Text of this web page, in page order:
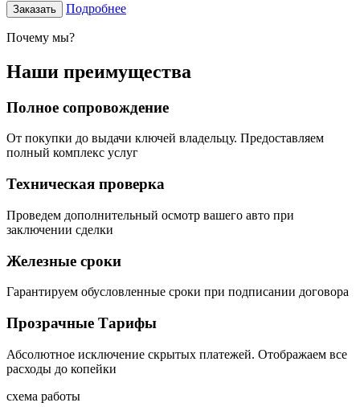
Заказать Подробнее
Почему мы?
Наши преимущества
Полное сопровождение
От покупки до выдачи ключей владельцу. Предоставляем
полный комплекс услуг
Техническая проверка
Проведем дополнительный осмотр вашего авто при
заключении сделки
Железные сроки
Гарантируем обусловленные сроки при подписании договора
Прозрачные Тарифы
Абсолютное исключение скрытых платежей. Отображаем все
расходы до копейки
схема работы